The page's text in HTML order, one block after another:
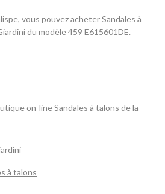
vous pouvez acheter Sandales à
du modèle 459 E615601DE.
on-line Sandales à talons de la
à talons